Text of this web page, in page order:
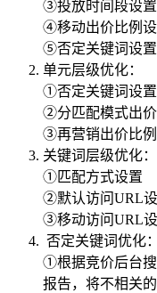
③投放时间段设置
④移动出价比例
⑤否定关键词设置
单元层级优化：
①否定关键词设置
②分匹配模式出
③再营销出价比例
关键词层级优化：
①匹配方式设置
②默认访问URL
③移动访问URL设
否定关键词优化：
①根据竞价后台搜
报告，将不相关